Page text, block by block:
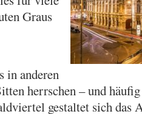
Graus
in anderen
herrschen – und
gestaltet sich das